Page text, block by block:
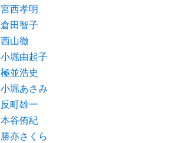
宮西孝明
倉田智子
西山徹
小堀由起子
極並浩史
小堀あさみ
反町雄一
本谷侑紀
勝亦さくら